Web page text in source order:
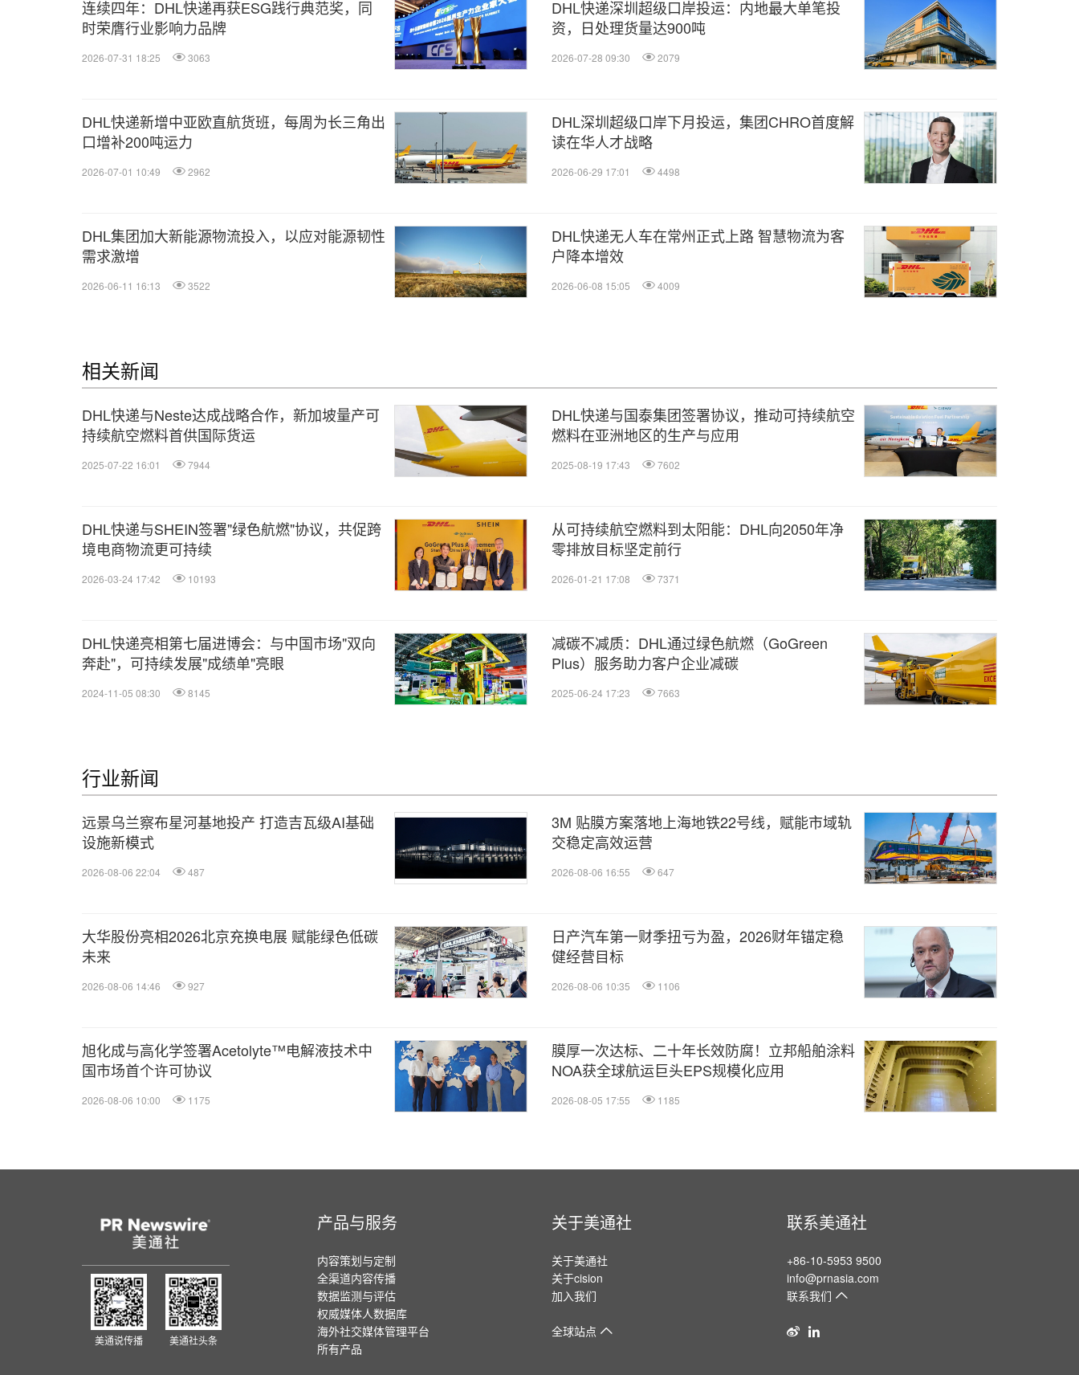
连续四年：DHL快递再获ESG践行典范奖，同
时荣膺行业影响力品牌
2026-07-31 18:25 3063
DHL快递深圳超级口岸投运：内地最大单笔投
资，日处理货量达900吨
2026-07-28 09:30 2079
DHL快递新增中亚欧直航货班，每周为长三角出
口增补200吨运力
2026-07-01 10:49 2962
DHL深圳超级口岸下月投运，集团CHRO首度解
读在华人才战略
2026-06-29 17:01 4498
DHL集团加大新能源物流投入，以应对能源韧性
需求激增
2026-06-11 16:13 3522
DHL快递无人车在常州正式上路 智慧物流为客
户降本增效
2026-06-08 15:05 4009
相关新闻
DHL快递与Neste达成战略合作，新加坡量产可
持续航空燃料首供国际货运
2025-07-22 16:01 7944
DHL快递与国泰集团签署协议，推动可持续航空
燃料在亚洲地区的生产与应用
2025-08-19 17:43 7602
DHL快递与SHEIN签署"绿色航燃"协议，共促跨
境电商物流更可持续
2026-03-24 17:42 10193
从可持续航空燃料到太阳能：DHL向2050年净
零排放目标坚定前行
2026-01-21 17:08 7371
DHL快递亮相第七届进博会：与中国市场"双向
奔赴"，可持续发展"成绩单"亮眼
2024-11-05 08:30 8145
减碳不减质：DHL通过绿色航燃（GoGreen
Plus）服务助力客户企业减碳
2025-06-24 17:23 7663
行业新闻
远景乌兰察布星河基地投产 打造吉瓦级AI基础
设施新模式
2026-08-06 22:04 487
3M 贴膜方案落地上海地铁22号线，赋能市域轨
交稳定高效运营
2026-08-06 16:55 647
大华股份亮相2026北京充换电展 赋能绿色低碳
未来
2026-08-06 14:46 927
日产汽车第一财季扭亏为盈，2026财年锚定稳
健经营目标
2026-08-06 10:35 1106
旭化成与高化学签署Acetolyte™电解液技术中
国市场首个许可协议
2026-08-06 10:00 1175
膜厚一次达标、二十年长效防腐！立邦船舶涂料
NOA获全球航运巨头EPS规模化应用
2026-08-05 17:55 1185
美通说传播 美通社头条
产品与服务
内容策划与定制
全渠道内容传播
数据监测与评估
权威媒体人数据库
海外社交媒体管理平台
所有产品
关于美通社
关于美通社
关于cision
加入我们
全球站点
联系美通社
+86-10-5953 9500
info@prnasia.com
联系我们